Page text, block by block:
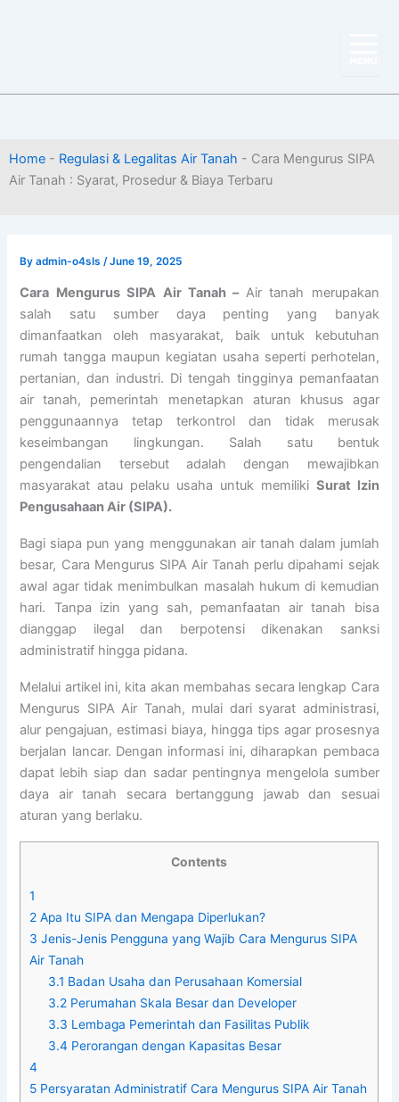
Home - Regulasi & Legalitas Air Tanah - Cara Mengurus SIPA
Air Tanah : Syarat, Prosedur & Biaya Terbaru
Byadmin-o4sIs /June 19, 2025
Cara Mengurus SIPA Air Tanah – Air tanah merupakan
salah satu sumber daya penting yang banyak
dimanfaatkan oleh masyarakat, baik untuk kebutuhan
rumah tangga maupun kegiatan usaha seperti perhotelan,
pertanian, dan industri. Di tengah tingginya pemanfaatan
air tanah, pemerintah menetapkan aturan khusus agar
penggunaannya tetap terkontrol dan tidak merusak
keseimbangan lingkungan. Salah satu bentuk
pengendalian tersebut adalah dengan mewajibkan
masyarakat atau pelaku usaha untuk memiliki Surat Izin
Pengusahaan Air (SIPA).
Bagi siapa pun yang menggunakan air tanah dalam jumlah
besar, Cara Mengurus SIPA Air Tanah perlu dipahami sejak
awal agar tidak menimbulkan masalah hukum di kemudian
hari. Tanpa izin yang sah, pemanfaatan air tanah bisa
dianggap ilegal dan berpotensi dikenakan sanksi
administratif hingga pidana.
Melalui artikel ini, kita akan membahas secara lengkap Cara
Mengurus SIPA Air Tanah, mulai dari syarat administrasi,
alur pengajuan, estimasi biaya, hingga tips agar prosesnya
berjalan lancar. Dengan informasi ini, diharapkan pembaca
dapat lebih siap dan sadar pentingnya mengelola sumber
daya air tanah secara bertanggung jawab dan sesuai
aturan yang berlaku.
Contents
1
2 Apa Itu SIPA dan Mengapa Diperlukan?
3 Jenis-Jenis Pengguna yang Wajib Cara Mengurus SIPA
Air Tanah
3.1 Badan Usaha dan Perusahaan Komersial
3.2 Perumahan Skala Besar dan Developer
3.3 Lembaga Pemerintah dan Fasilitas Publik
3.4 Perorangan dengan Kapasitas Besar
4
5 Persyaratan Administratif Cara Mengurus SIPA Air Tanah